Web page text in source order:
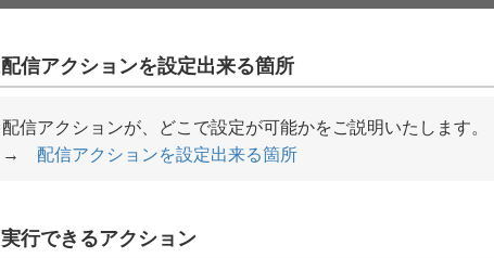
配信アクションを設定出来る箇所
配信アクションが、どこで設定が可能かをご説明いたします。
→ 配信アクションを設定出来る箇所
実行できるアクション